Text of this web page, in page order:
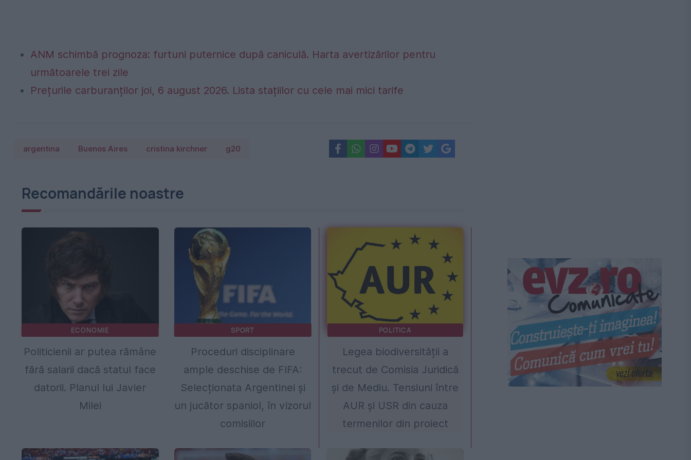
ANM schimbă prognoza: furtuni puternice după caniculă. Harta avertizărilor pentru
următoarele trei zile
Prețurile carburanților joi, 6 august 2026. Lista stațiilor cu cele mai mici tarife
argentina Buenos Aires cristina kirchner g20
Recomandările noastre
ECONOMIE
Politicienii ar putea rămâne
fără salarii dacă statul face
datorii. Planul lui Javier
Milei
SPORT
Proceduri disciplinare
ample deschise de FIFA:
Selecționata Argentinei și
un jucător spaniol, în vizorul
comisiilor
POLITICA
Legea biodiversității a
trecut de Comisia Juridică
și de Mediu. Tensiuni între
AUR și USR din cauza
termenilor din proiect